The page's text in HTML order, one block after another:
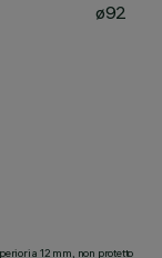
ø92
a 12 mm, non protetto